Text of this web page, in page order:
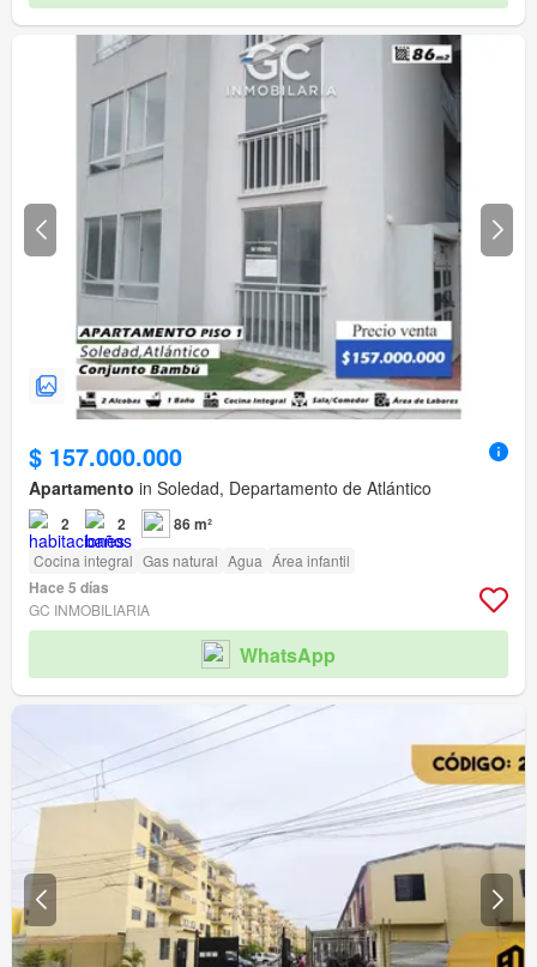
$ 157.000.000
Apartamento in Soledad, Departamento de Atlántico
2 2 86 m²
Cocina integral Gas natural Agua Área infantil
Hace 5 días
GC INMOBILIARIA
WhatsApp